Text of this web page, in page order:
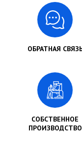
ОБРАТНАЯ
СОБСТВЕННОЕ
ПРОИЗВОДСТВО